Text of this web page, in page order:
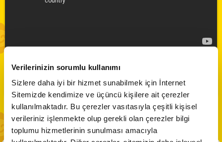
Verilerinizin sorumlu kullanımı
Sizlere daha iyi bir hizmet sunabilmek için İnternet
Sitemizde kendimize ve üçüncü kişilere ait çerezler
kullanılmaktadır. Bu çerezler vasıtasıyla çeşitli kişisel
verileriniz işlenmekte olup gerekli olan çerezler bilgi
toplumu hizmetlerinin sunulması amacıyla
ANA SAYFA
Maceracı Yüzgeçler
Bi' Adada Bi' Arada
Arı Maya
Çupi
Akika ve Sahara
VİDEO
CANLI YAYIN
Kuzugiller | 54. Bölüm
Abone Ol